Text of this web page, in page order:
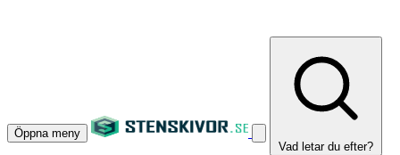
Öppna meny
Vad letar du efter?